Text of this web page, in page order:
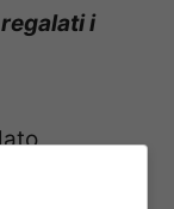
i
adesivi